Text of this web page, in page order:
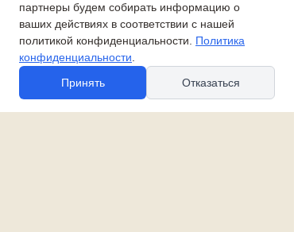
Размер: 14х7,5х6 см
Фигура на подставке, интерьерное украшение
Керамика, роспись в технике майолика
Ангел (с голубем)
партнеры будем собирать информацию о
ваших действиях в соответствии с нашей
политикой конфиденциальности. Политика
конфиденциальности
Принять
Отказаться